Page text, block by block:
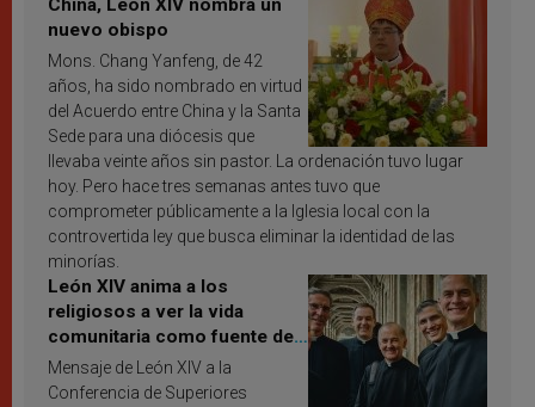
China, León XIV nombra un
nuevo obispo
Mons. Chang Yanfeng, de 42
años, ha sido nombrado en virtud
del Acuerdo entre China y la Santa
Sede para una diócesis que
llevaba veinte años sin pastor. La ordenación tuvo lugar
hoy. Pero hace tres semanas antes tuvo que
comprometer públicamente a la Iglesia local con la
controvertida ley que busca eliminar la identidad de las
minorías.
León XIV anima a los
religiosos a ver la vida
comunitaria como fuente de
inspiración y santificación
Mensaje de León XIV a la
Conferencia de Superiores